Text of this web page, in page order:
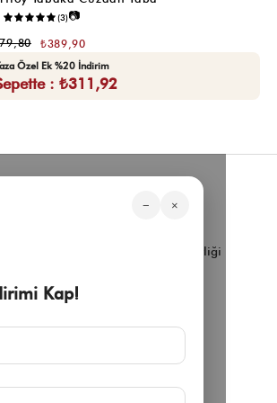
(3)📷
₺389,90
Özel Ek %20 İndirim
: ₺311,92
Kurumsal
İnfluencer İş Birliği
− ×
Kap!